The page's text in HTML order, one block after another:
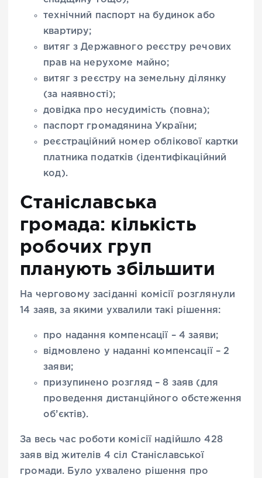
технічний паспорт на будинок або
квартиру;
витяг з Державного реєстру речових
прав на нерухоме майно;
витяг з реєстру на земельну ділянку
(за наявності);
довідка про несудимість (повна);
паспорт громадянина України;
реєстраційний номер облікової картки
платника податків (ідентифікаційний
код).
Станіславська
громада: кількість
робочих груп
планують збільшити
На черговому засіданні комісії розглянули
14 заяв, за якими ухвалили такі рішення:
про надання компенсації – 4 заяви;
відмовлено у наданні компенсації – 2
заяви;
призупинено розгляд – 8 заяв (для
проведення дистанційного обстеження
об’єктів).
За весь час роботи комісії надійшло 428
заяв від жителів 4 сіл Станіславської
громади. Було ухвалено рішення про